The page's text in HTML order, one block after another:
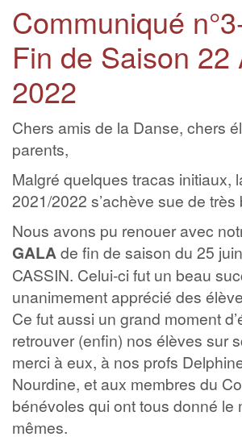
Communiqué
Fin de Saison 22
2022
Chers amis de la Danse, chers
parents,
Malgré quelques tracas initiaux,
2021/2022 s’achève sue de très
Nous avons pu renouer avec
GALAde fin de saison du 25 juin
CASSIN. Celui-ci fut un beau
unanimement apprécié des
Ce fut aussi un grand moment
retrouver (enfin) nos élèves sur
merci à eux, à nos profs
Nourdine, et aux membres du
bénévoles qui ont tous donné le
mêmes.